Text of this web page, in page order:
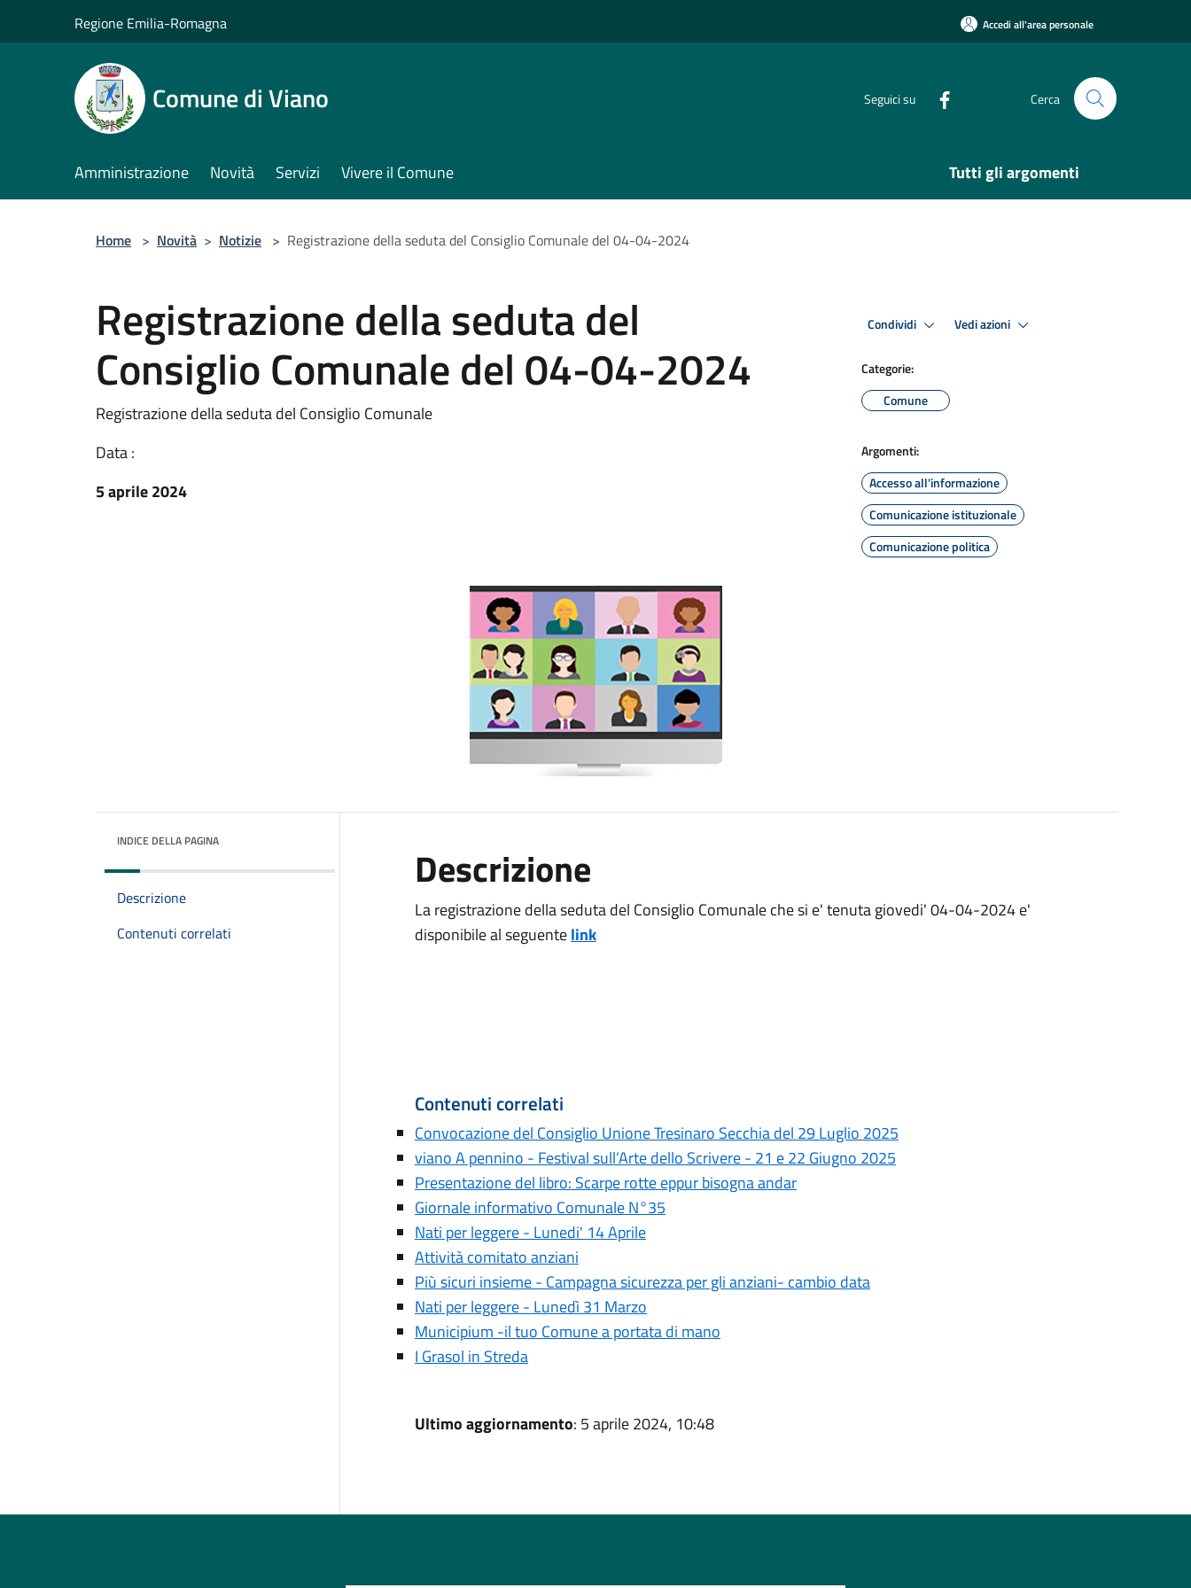
Regione Emilia-Romagna Accedi all'area personale
Comune di Viano Seguici su Cerca
Amministrazione Novità Servizi Vivere il Comune Tutti gli argomenti
Home > Novità > Notizie > Registrazione della seduta del Consiglio Comunale del 04-04-2024
Registrazione della seduta del
Consiglio Comunale del 04-04-2024
Registrazione della seduta del Consiglio Comunale
Data :
5 aprile 2024
Condividi Vedi azioni
Categorie:
Comune
Argomenti:
Accesso all'informazione
Comunicazione istituzionale
Comunicazione politica
INDICE DELLA PAGINA
Descrizione
Contenuti correlati
Descrizione
La registrazione della seduta del Consiglio Comunale che si e' tenuta giovedi' 04-04-2024 e'
disponibile al seguentelink
Contenuti correlati
Convocazione del Consiglio Unione Tresinaro Secchia del 29 Luglio 2025
viano A pennino - Festival sull’Arte dello Scrivere - 21 e 22 Giugno 2025
Presentazione del libro: Scarpe rotte eppur bisogna andar
Giornale informativo Comunale N°35
Nati per leggere - Lunedi' 14 Aprile
Attività comitato anziani
Più sicuri insieme - Campagna sicurezza per gli anziani- cambio data
Nati per leggere - Lunedì 31 Marzo
Municipium -il tuo Comune a portata di mano
I Grasol in Streda
Ultimo aggiornamento: 5 aprile 2024, 10:48